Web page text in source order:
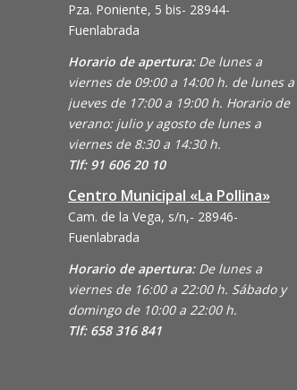
Pza. Poniente, 5 bis- 28944-
Fuenlabrada
Horario de apertura:De lunes a
viernes de 09:00 a 14:00 h. de lunes a
jueves de 17:00 a 19:00 h. Horario de
verano: julio y agosto de lunes a
viernes de 8:30 a 14:30 h.
Tlf: 91 606 20 10
Centro Municipal «La Pollina»
Cam. de la Vega, s/n,- 28946-
Fuenlabrada
Horario de apertura: De lunes a
viernes de 16:00 a 22:00 h. Sábado y
domingo de 10:00 a 22:00 h.
Tlf: 658 316 841